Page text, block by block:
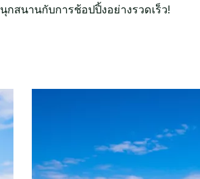
กสนานกับการช้อปปิ้งอย่างรวดเร็ว!